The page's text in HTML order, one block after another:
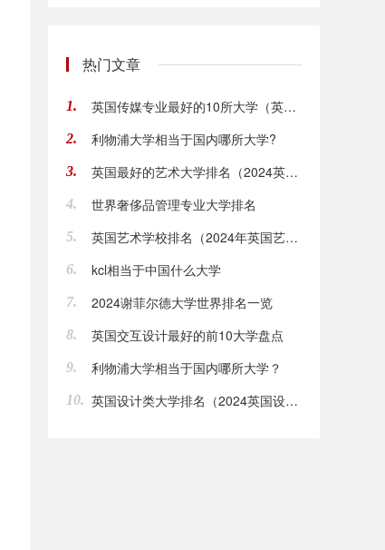
热门文章
1. 英国传媒专业最好的10所大学（英国传媒专业最好的10所大学都在这里了！）
2. 利物浦大学相当于国内哪所大学?
3. 英国最好的艺术大学排名（2024英国最好的艺术大学排行）
4. 世界奢侈品管理专业大学排名
5. 英国艺术学校排名（2024年英国艺术学校排行榜单！）
6. kcl相当于中国什么大学
7. 2024谢菲尔德大学世界排名一览
8. 英国交互设计最好的前10大学盘点
9. 利物浦大学相当于国内哪所大学？
10. 英国设计类大学排名（2024英国设计类大学排行榜单！）